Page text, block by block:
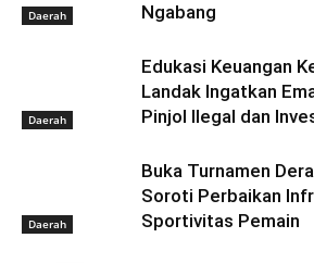
Daerah
Ngabang
Daerah
Edukasi Keuangan
Landak Ingatkan
Pinjol Ilegal dan
Daerah
Buka Turnamen
Soroti Perbaikan
Sportivitas Pemain